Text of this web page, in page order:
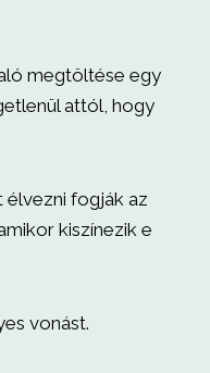
megtöltése egy
attól, hogy
fogják az
kiszínezik e
vonást.